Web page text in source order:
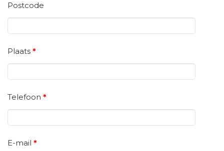
Postcode
Plaats *
Telefoon *
E-mail *